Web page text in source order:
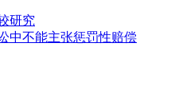
研究
中不能主张惩罚性赔偿